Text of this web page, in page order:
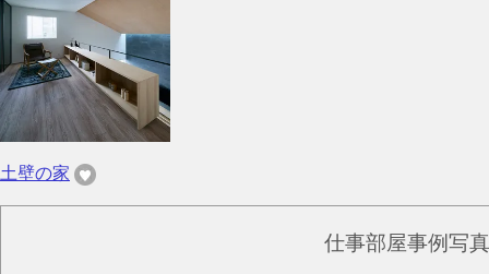
土壁の家
仕事部屋事例写